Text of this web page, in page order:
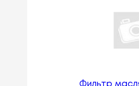
Фильтр